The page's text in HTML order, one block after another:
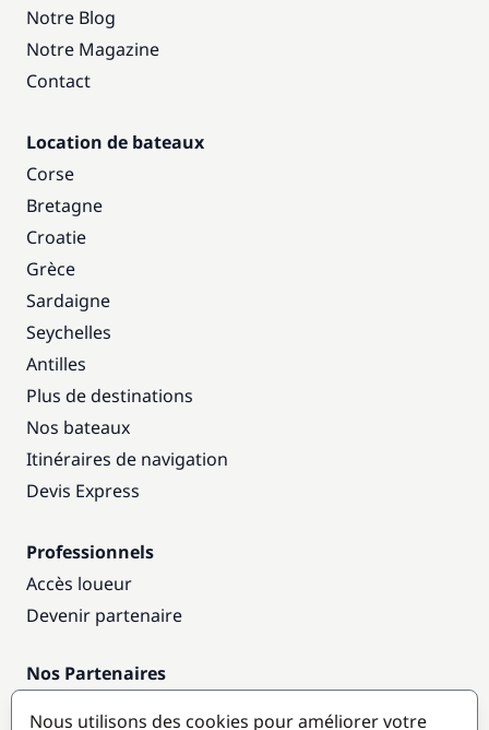
Notre Blog
Notre Magazine
Contact
Location de bateaux
Corse
Bretagne
Croatie
Grèce
Sardaigne
Seychelles
Antilles
Plus de destinations
Nos bateaux
Itinéraires de navigation
Devis Express
Professionnels
Accès loueur
Devenir partenaire
Nos Partenaires
Nous utilisons des cookies pour améliorer votre